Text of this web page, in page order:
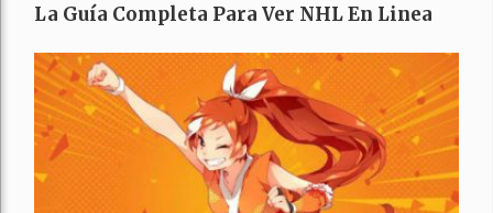
La Guía Completa Para Ver NHL En Linea